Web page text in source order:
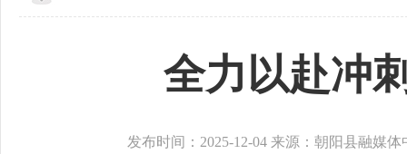
全力以赴冲
发布时间：2025-12-04 来源：朝阳县融媒体